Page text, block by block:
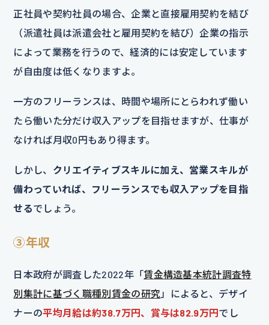
正社員や契約社員の場合、企業と直接雇用契約を結び
（派遣社員は派遣会社と雇用契約を結び）企業の指示
によって業務を行うので、経済的には安定しています
が自由度は低くなりますよ。
一方のフリーランスは、時間や場所にとらわれず働い
たら働いた分だけ収入アップを目指せますが、仕事が
なければ月収0円もあり得ます。
しかし、 クリエイティブスキルに加え、営業スキルが
備わっていれば、フリーランスでも収入アップを目指
せるでしょう。
③年収
日本政府が調査した2022年「賃金構造基本統計調査特
別集計に基づく職種別賃金の研究 」によると、デザイ
ナーの平均月給は約38.7万円、賞与は82.9万円でし